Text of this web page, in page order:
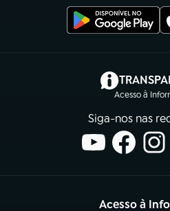
Acesso à
Siga-nos nas
Acesso à